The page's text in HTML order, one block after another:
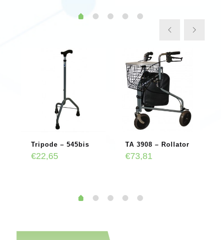
Tripode – 545bis
€22,65
TA 3908 – Rollator
€73,81